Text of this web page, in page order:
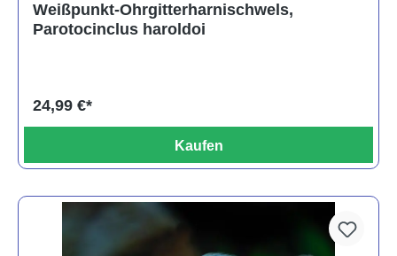
Weißpunkt-Ohrgitterharnischwels,
Parotocinclus haroldoi
24,99 €*
Kaufen